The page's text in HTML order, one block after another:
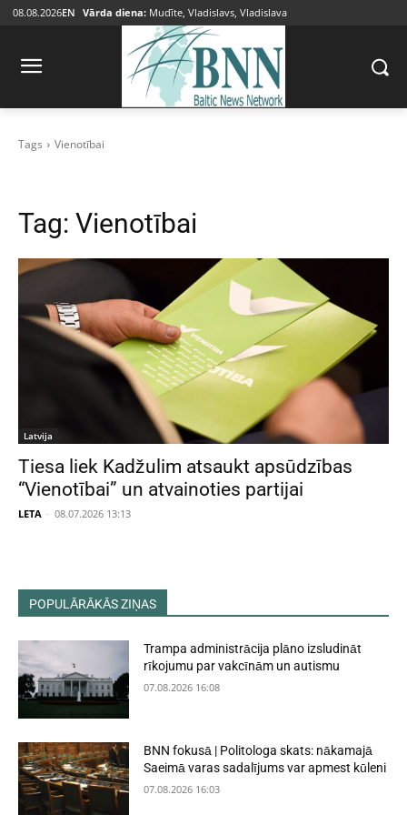
08.08.2026EN Vārda diena: Mudīte, Vladislavs, Vladislava
Tags Vienotībai
Tag: Vienotībai
Latvija
Tiesa liek Kadžulim atsaukt apsūdzības
“Vienotībai” un atvainoties partijai
LETA - 08.07.2026 13:13
POPULĀRĀKĀS ZIŅAS
Trampa administrācija plāno izsludināt
rīkojumu par vakcīnām un autismu
07.08.2026 16:08
BNN fokusā | Politologa skats: nākamajā
Saeimā varas sadalījums var apmest kūleni
07.08.2026 16:03